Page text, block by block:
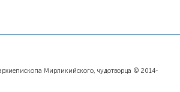
Мирликийского, чудотворца © 2014-